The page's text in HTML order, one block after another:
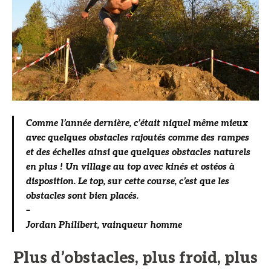
Comme l’année dernière, c’était niquel même mieux
avec quelques obstacles rajoutés comme des rampes
et des échelles ainsi que quelques obstacles naturels
en plus ! Un village au top avec kinés et ostéos à
disposition. Le top, sur cette course, c’est que les
obstacles sont bien placés.
–
Jordan Philibert, vainqueur homme
Plus d’obstacles, plus froid, plus